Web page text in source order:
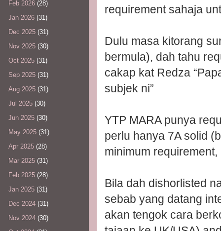
requirement sahaja
Dulu masa kitorang
bermula), dah tahu
cakap kat Redza
subjek ni”
YTP MARA punya
perlu hanya 7A solid
minimum
Bila dah dishorlisted
sebab yang datang
akan tengok cara
Feb 2026 (28)
Jan 2026 (31)
Dec 2025 (31)
Nov 2025 (30)
Oct 2025 (31)
Sep 2025 (31)
Aug 2025 (31)
Jul 2025 (30)
Jun 2025 (30)
May 2025 (31)
Apr 2025 (28)
Mar 2025 (31)
Feb 2025 (28)
Jan 2025 (31)
Dec 2024 (31)
Nov 2024 (30)